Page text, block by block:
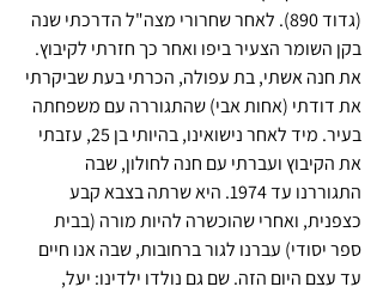
(גדוד 890). לאחר שחרורי מצה"ל הדרכתי שנה
בקן השומר הצעיר ביפו ואחר כך חזרתי לקיבוץ.
את חנה אשתי, בת עפולה, הכרתי בעת שביקרתי
את דודתי (אחות אבי) שהתגוררה עם משפחתה
בעיר. מיד לאחר נישואינו, בהיותי בן 25, עזבתי
את הקיבוץ ועברתי עם חנה לחולון, שבה
התגוררנו עד 1974. היא שרתה בצבא קבע
כצפנית, ואחרי שהוכשרה להיות מורה (בבית
ספר יסודי) עברנו לגור ברחובות, שבה אנו חיים
עד עצם היום הזה. שם גם נולדו ילדינו: יעל,